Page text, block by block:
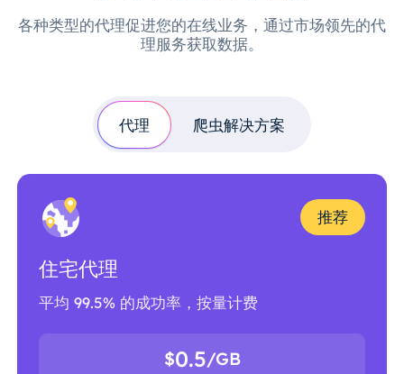
各种类型的代理促进您的在线业务，通过市场领先的代
理服务获取数据。
代理 爬虫解决方案
推荐
住宅代理
平均 99.5% 的成功率，按量计费
$0.5/GB